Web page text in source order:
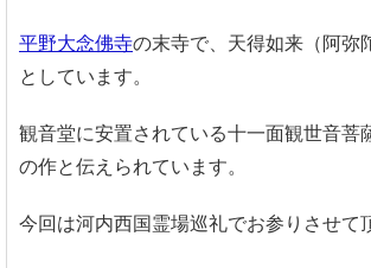
平野大念佛寺の末寺で、天得如来（阿弥
としています。
観音堂に安置されている十一面観世音菩
の作と伝えられています。
今回は河内西国霊場巡礼でお参りさせて